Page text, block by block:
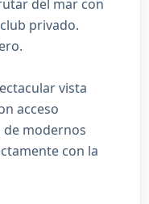
del mar con
privado.
vista
acceso
modernos
con la